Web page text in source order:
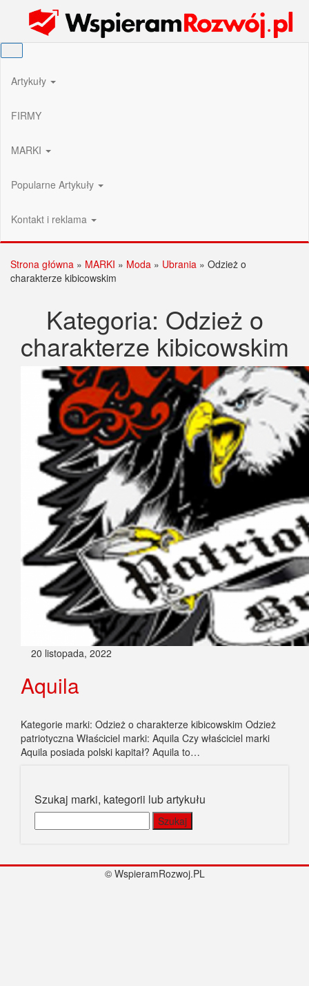
Wspieram Rozwój PL
Artykuły
FIRMY
MARKI
Popularne Artykuły
Kontakt i reklama
Strona główna » MARKI » Moda » Ubrania » Odzież o
charakterze kibicowskim
Kategoria: Odzież o
charakterze kibicowskim
20 listopada, 2022
Aquila
Kategorie marki: Odzież o charakterze kibicowskim Odzież
patriotyczna Właściciel marki: Aquila Czy właściciel marki
Aquila posiada polski kapitał? Aquila to…
Szukaj marki, kategorii lub artykułu
© WspieramRozwoj.PL